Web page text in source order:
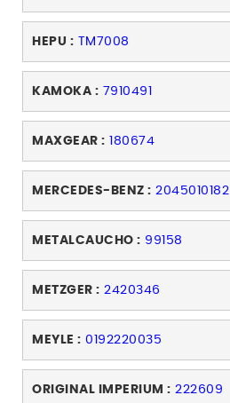
HEPU : TM7008
KAMOKA : 7910491
MAXGEAR : 180674
MERCEDES-BENZ : 2045010182
METALCAUCHO : 99158
METZGER : 2420346
MEYLE : 0192220035
ORIGINAL IMPERIUM : 222609